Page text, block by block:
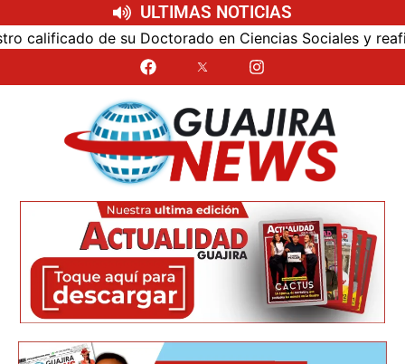
ULTIMAS NOTICIAS
de su Doctorado en Ciencias Sociales y